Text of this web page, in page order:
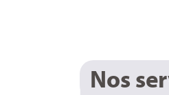
Nos